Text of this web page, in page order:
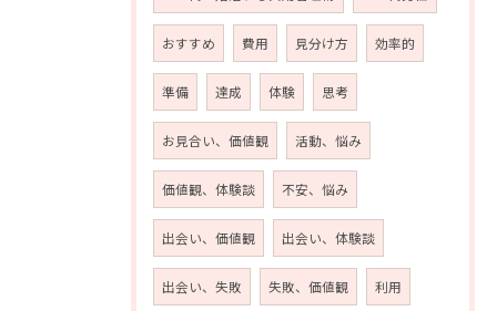
おすすめ 費用 見分け方 効率的
準備 達成 体験 思考
お見合い、価値観 活動、悩み
価値観、体験談 不安、悩み
出会い、価値観 出会い、体験談
出会い、失敗 失敗、価値観 利用